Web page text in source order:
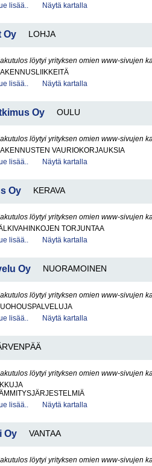
lisää..
Näytä kartalla
Oy LOHJA
löytyi yrityksen omien www-sivujen
lisää..
Näytä kartalla
Oy OULU
löytyi yrityksen omien www-sivujen
VAURIOKORJAUKSIA
lisää..
Näytä kartalla
Oy KERAVA
löytyi yrityksen omien www-sivujen
TORJUNTAA
lisää..
Näytä kartalla
Oy NUORAMOINEN
löytyi yrityksen omien www-sivujen
lisää..
Näytä kartalla
löytyi yrityksen omien www-sivujen
lisää..
Näytä kartalla
Oy VANTAA
löytyi yrityksen omien www-sivujen